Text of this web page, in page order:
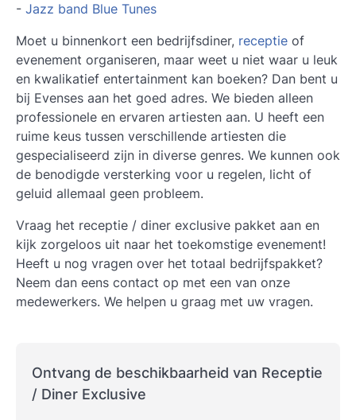
- Jazz band Blue Tunes
Moet u binnenkort een bedrijfsdiner, receptie of
evenement organiseren, maar weet u niet waar u leuk
en kwalikatief entertainment kan boeken? Dan bent u
bij Evenses aan het goed adres. We bieden alleen
professionele en ervaren artiesten aan. U heeft een
ruime keus tussen verschillende artiesten die
gespecialiseerd zijn in diverse genres. We kunnen ook
de benodigde versterking voor u regelen, licht of
geluid allemaal geen probleem.
Vraag het receptie / diner exclusive pakket aan en
kijk zorgeloos uit naar het toekomstige evenement!
Heeft u nog vragen over het totaal bedrijfspakket?
Neem dan eens contact op met een van onze
medewerkers. We helpen u graag met uw vragen.
Ontvang de beschikbaarheid van Receptie
/ Diner Exclusive